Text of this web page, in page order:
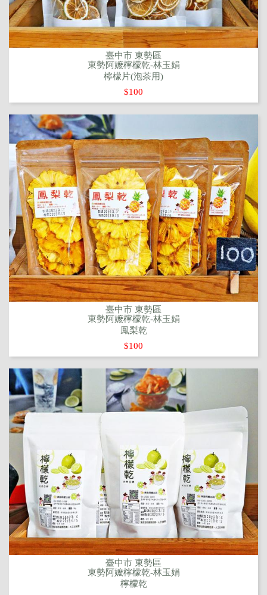
臺中市 東勢區
東勢阿嬤檸檬乾-林玉娟
檸檬片(泡茶用)
$100
臺中市 東勢區
東勢阿嬤檸檬乾-林玉娟
鳳梨乾
$100
臺中市 東勢區
東勢阿嬤檸檬乾-林玉娟
檸檬乾